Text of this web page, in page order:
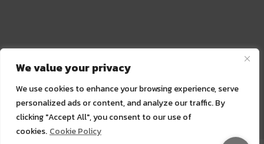
We value your privacy
We use cookies to enhance your browsing experience, serve
personalized ads or content, and analyze our traffic. By
clicking "Accept All", you consent to our use of
cookies. Cookie Policy